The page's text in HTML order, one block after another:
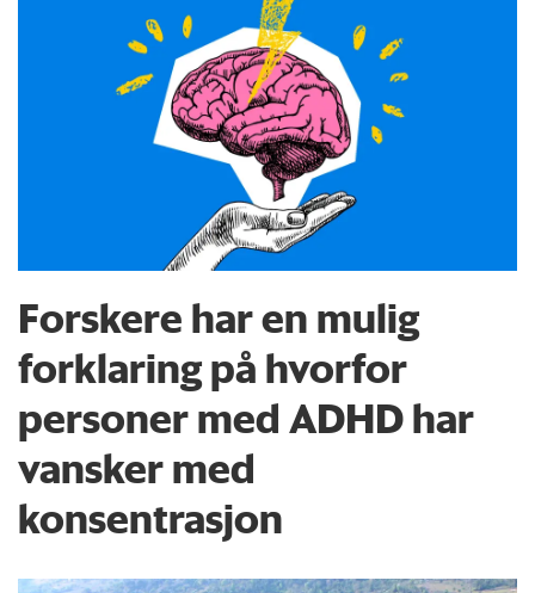
Forskere har en mulig
forklaring på hvorfor
personer med ADHD har
vansker med
konsentrasjon